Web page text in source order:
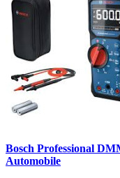
Bosch Professional
Automobile